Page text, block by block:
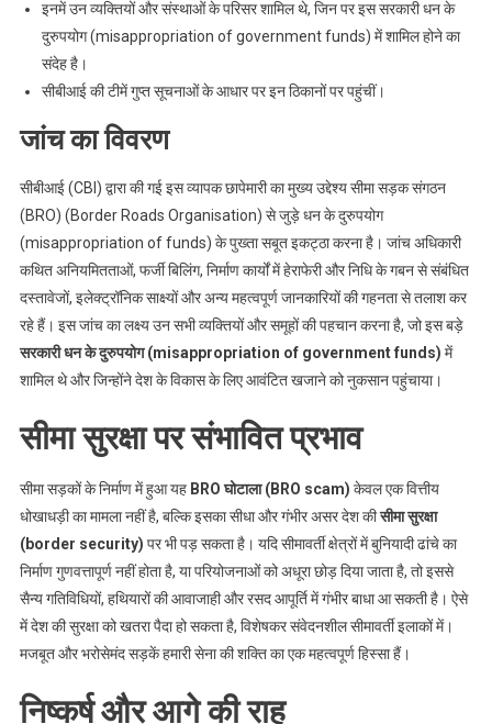
इनमें उन व्यक्तियों और संस्थाओं के परिसर शामिल थे, जिन पर इस सरकारी धन के
दुरुपयोग (misappropriation of government funds) में शामिल होने का
संदेह है।
सीबीआई की टीमें गुप्त सूचनाओं के आधार पर इन ठिकानों पर पहुंचीं।
जांच का विवरण
सीबीआई (CBI) द्वारा की गई इस व्यापक छापेमारी का मुख्य उद्देश्य सीमा सड़क संगठन
(BRO) (Border Roads Organisation) से जुड़े धन के दुरुपयोग
(misappropriation of funds) के पुख्ता सबूत इकट्ठा करना है। जांच अधिकारी
कथित अनियमितताओं, फर्जी बिलिंग, निर्माण कार्यों में हेराफेरी और निधि के गबन से संबंधित
दस्तावेजों, इलेक्ट्रॉनिक साक्ष्यों और अन्य महत्वपूर्ण जानकारियों की गहनता से तलाश कर
रहे हैं। इस जांच का लक्ष्य उन सभी व्यक्तियों और समूहों की पहचान करना है, जो इस बड़े
सरकारी धन के दुरुपयोग (misappropriation of government funds) में
शामिल थे और जिन्होंने देश के विकास के लिए आवंटित खजाने को नुकसान पहुंचाया।
सीमा सुरक्षा पर संभावित प्रभाव
सीमा सड़कों के निर्माण में हुआ यह BRO घोटाला (BRO scam) केवल एक वित्तीय
धोखाधड़ी का मामला नहीं है, बल्कि इसका सीधा और गंभीर असर देश कीसीमा सुरक्षा
(border security) पर भी पड़ सकता है। यदि सीमावर्ती क्षेत्रों में बुनियादी ढांचे का
निर्माण गुणवत्तापूर्ण नहीं होता है, या परियोजनाओं को अधूरा छोड़ दिया जाता है, तो इससे
सैन्य गतिविधियों, हथियारों की आवाजाही और रसद आपूर्ति में गंभीर बाधा आ सकती है। ऐसे
में देश की सुरक्षा को खतरा पैदा हो सकता है, विशेषकर संवेदनशील सीमावर्ती इलाकों में।
मजबूत और भरोसेमंद सड़कें हमारी सेना की शक्ति का एक महत्वपूर्ण हिस्सा हैं।
निष्कर्ष और आगे की राह